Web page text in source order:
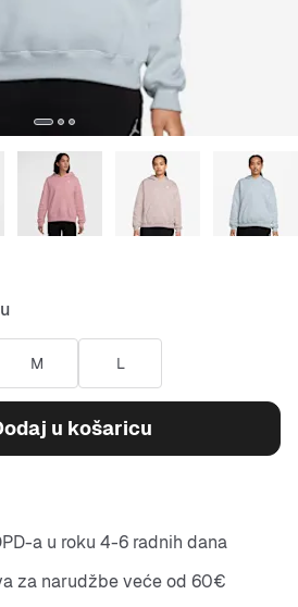
M L
u košaricu
a u roku 4-6 radnih dana
za narudžbe veće od 60€